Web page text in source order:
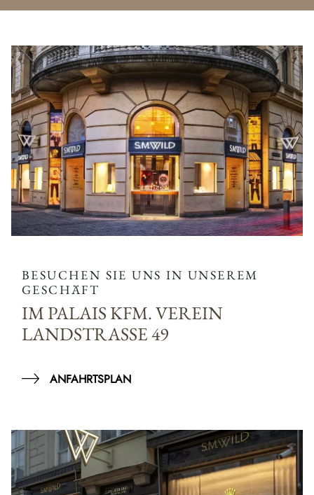
BESUCHEN SIE UNS IN UNSEREM
GESCHÄFT
IM PALAIS KFM. VEREIN
LANDSTRASSE 49
ANFAHRTSPLAN